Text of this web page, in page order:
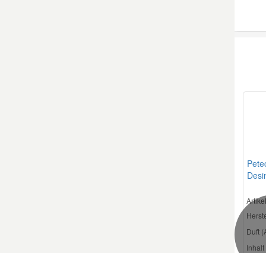
Duft
Inhalt